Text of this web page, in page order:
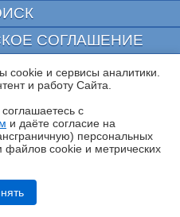
Acer Predator X27U W1:
СОГЛАШЕНИЕ
CURATOR
издание "3ДНьюс" | Свидетельство о
соблюдением законодательства в сфере
культурного наследия
с указанием автора обязательна. Полное
является нарушением
и возможно только с согласия
cookie и сервисы аналитики.
и работу Cайта.
с
и даёте согласие на
персональных
файлов cookie и метрических